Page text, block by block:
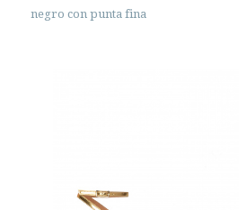
negro con punta fina